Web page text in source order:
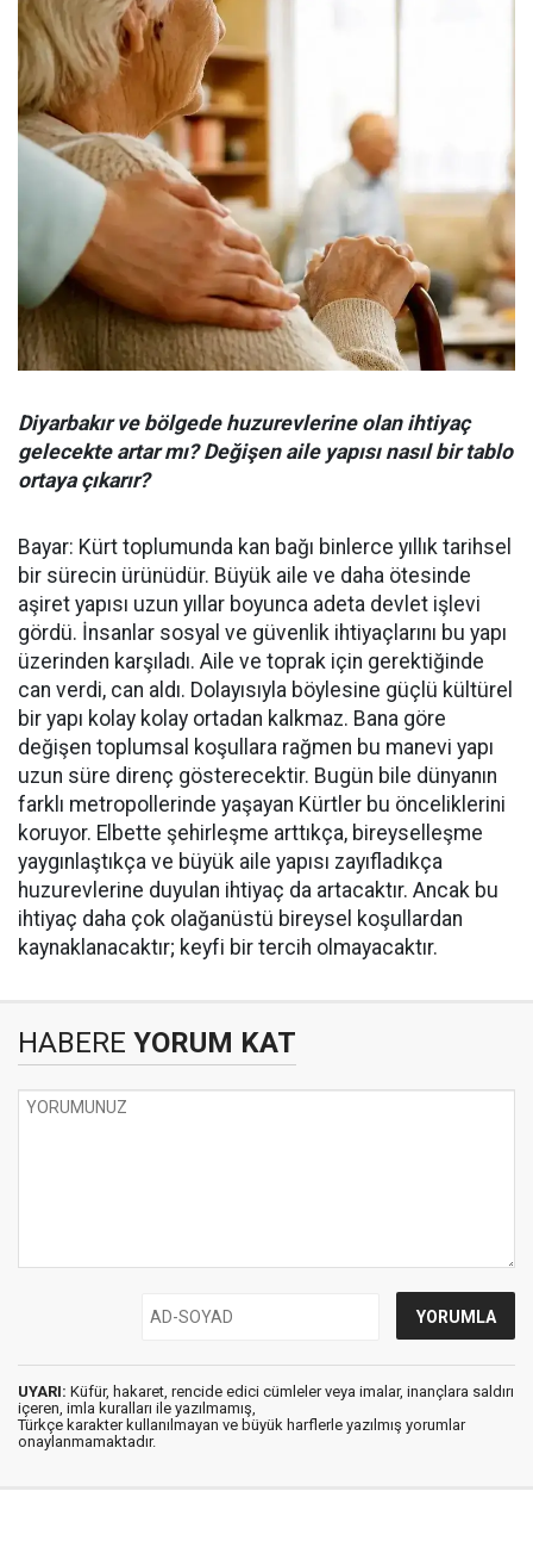
Diyarbakır ve bölgede huzurevlerine olan ihtiyaç
gelecekte artar mı? Değişen aile yapısı nasıl bir tablo
ortaya çıkarır?
Bayar: Kürt toplumunda kan bağı binlerce yıllık tarihsel
bir sürecin ürünüdür. Büyük aile ve daha ötesinde
aşiret yapısı uzun yıllar boyunca adeta devlet işlevi
gördü. İnsanlar sosyal ve güvenlik ihtiyaçlarını bu yapı
üzerinden karşıladı. Aile ve toprak için gerektiğinde
can verdi, can aldı. Dolayısıyla böylesine güçlü kültürel
bir yapı kolay kolay ortadan kalkmaz. Bana göre
değişen toplumsal koşullara rağmen bu manevi yapı
uzun süre direnç gösterecektir. Bugün bile dünyanın
farklı metropollerinde yaşayan Kürtler bu önceliklerini
koruyor. Elbette şehirleşme arttıkça, bireyselleşme
yaygınlaştıkça ve büyük aile yapısı zayıfladıkça
huzurevlerine duyulan ihtiyaç da artacaktır. Ancak bu
ihtiyaç daha çok olağanüstü bireysel koşullardan
kaynaklanacaktır; keyfi bir tercih olmayacaktır.
HABERE YORUM KAT
UYARI: Küfür, hakaret, rencide edici cümleler veya imalar, inançlara saldırı
içeren, imla kuralları ile yazılmamış,
Türkçe karakter kullanılmayan ve büyük harflerle yazılmış yorumlar
onaylanmamaktadır.